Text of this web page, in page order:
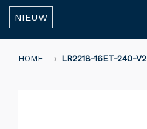
NIEUW
HOME LR2218-16ET-240-V2